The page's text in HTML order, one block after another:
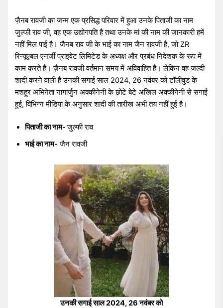
ज़ैनब रावजी का जन्म एक प्रसिद्ध परिवार में हुआ उनके पिताजी का नाम
जुल्फी राव जी, वह एक उद्योगपति है तथा उनके मां की नाम की जानकारी हमें
नहीं मिल पाई है। जैनब राव जी के भाई का नाम जैन रावजी है, जो ZR
रिन्यूएबल एनर्जी प्राइवेट लिमिटेड के अध्यक्ष और प्रबंध निदेशक के रूप में
काम करते हैं। ज़ैनब रावजी वर्तमान समय में अविवाहित है। लेकिन वह जल्दी
शादी करने वाली है उनकी सगाई साल 2024, 26 नवंबर को टॉलीवुड के
मशहूर अभिनेता नागार्जुन अक्कीनेनी के छोटे बेटे अखिल अक्कीनेनी से सगाई
हुई, विभिन्न मीडिया के अनुसार शादी की तारीख अभी तय नहीं हुई है।
पिताजी का नाम-जुल्फी राव
भाई का नाम- जैन रावजी
उनकी सगाई साल 2024, 26 नवंबर को